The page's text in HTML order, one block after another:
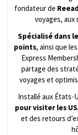
fondateur de
voyages, aux
Spécialisé dans
points, ainsi que
Express
partage des
voyages et
Installé aux États-
pour visiter les
et des retours